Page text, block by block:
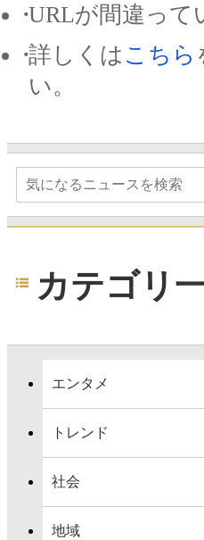
URLが間違って
詳しくは こちら
い。
カテゴリ
エンタメ
トレンド
社会
地域